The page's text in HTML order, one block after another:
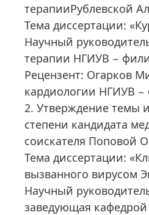
терапииРублевской
Тема диссертации:
Научный
терапии НГИУВ −
Рецензент: Огарков
кардиологии НГИУВ
2. Утверждение темы
степени кандидата
соискателя Поповой
Тема диссертации:
вызванного вирусом
Научный
заведующая